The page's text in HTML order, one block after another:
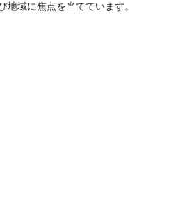
域に焦点を当てています。